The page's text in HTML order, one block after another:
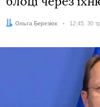
Автор:
Ольга Березюк Дата:
12:45, 30